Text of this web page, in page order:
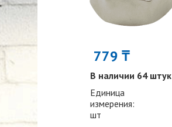
779 ₸
В наличии 64 штук
Единица
измерения:
шт